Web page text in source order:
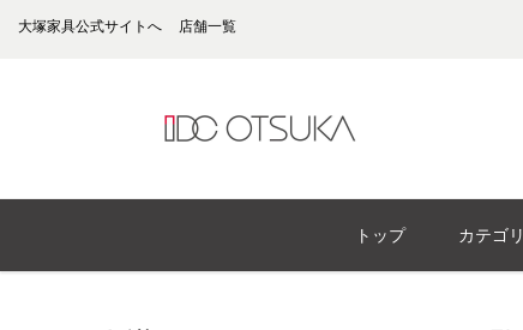
大塚家具公式サイトへ 店舗一覧
トップ カテゴリ